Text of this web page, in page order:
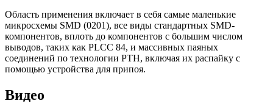
Область применения включает в себя самые маленькие
микросхемы SMD (0201), все виды стандартных SMD-
компонентов, вплоть до компонентов с большим числом
выводов, таких как PLCC 84, и массивных паяных
соединений по технологии PTH, включая их распайку с
помощью устройства для припоя.
Видео